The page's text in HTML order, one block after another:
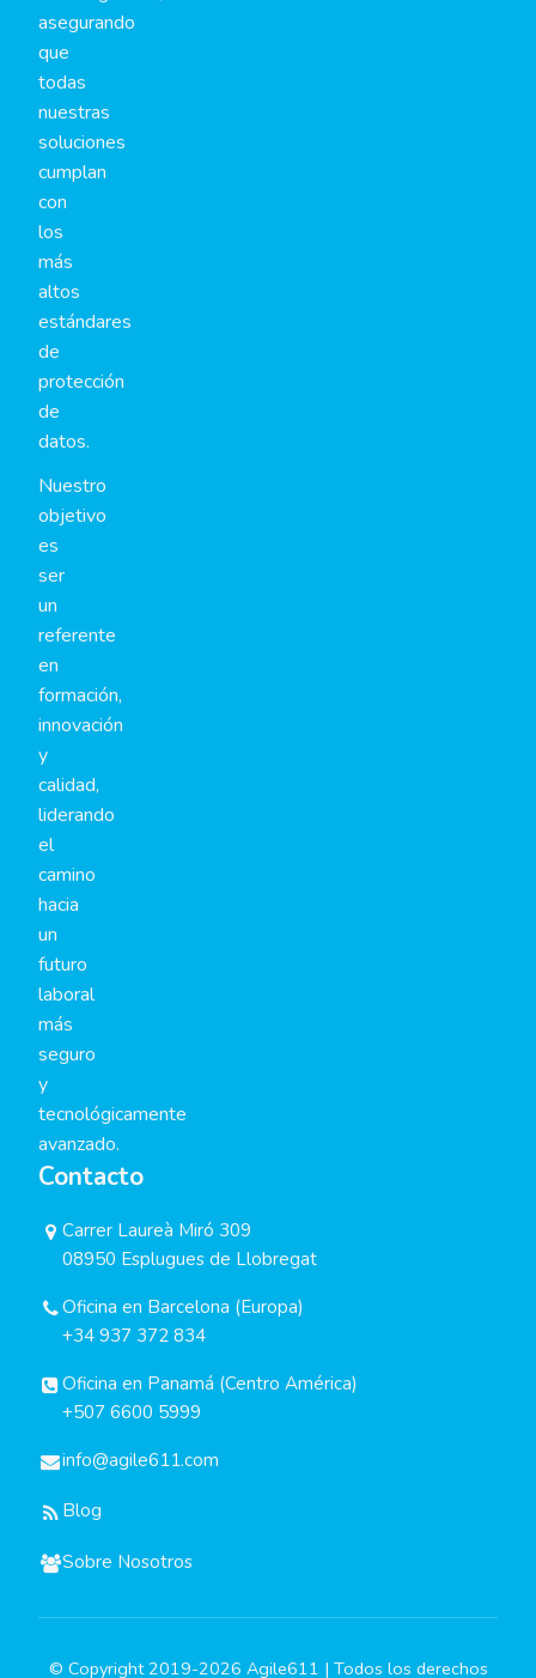
asegurando
que
todas
nuestras
soluciones
cumplan
con
los
más
altos
estándares
de
protección
de
datos.
Nuestro
objetivo
es
ser
un
referente
en
formación,
innovación
y
calidad,
liderando
el
camino
hacia
un
futuro
laboral
más
seguro
y
tecnológicamente
avanzado.
Contacto
Carrer Laureà Miró 309
08950 Esplugues de Llobregat
Oficina en Barcelona (Europa)
+34 937 372 834
Oficina en Panamá (Centro América)
+507 6600 5999
info@agile611.com
Blog
Sobre Nosotros
© Copyright 2019-2026 Agile611 | Todos los derechos